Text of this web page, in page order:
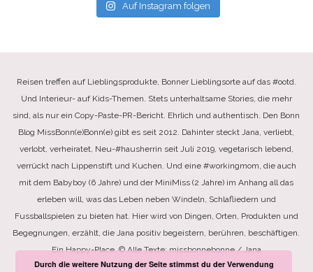
Auf Instagram folgen
Reisen treffen auf Lieblingsprodukte, Bonner Lieblingsorte auf das #ootd.
Und Interieur- auf Kids-Themen. Stets unterhaltsame Stories, die mehr
sind, als nur ein Copy-Paste-PR-Bericht. Ehrlich und authentisch. Den Bonn
Blog MissBonn(e)Bonn(e) gibt es seit 2012. Dahinter steckt Jana, verliebt,
verlobt, verheiratet, Neu-#hausherrin seit Juli 2019, vegetarisch lebend,
verrückt nach Lippenstift und Kuchen. Und eine #workingmom, die auch
mit dem Babyboy (6 Jahre) und der MiniMiss (2 Jahre) im Anhang all das
erleben will, was das Leben neben Windeln, Schlafliedern und
Fussballspielen zu bieten hat. Hier wird von Dingen, Orten, Produkten und
Begegnungen, erzählt, die Jana positiv begeistern, berühren, beschäftigen.
Ein Happy-Place. © Alle Texte: missbonnebonne / Jana
Durch die weitere Nutzung der Seite stimmst du der Verwendung